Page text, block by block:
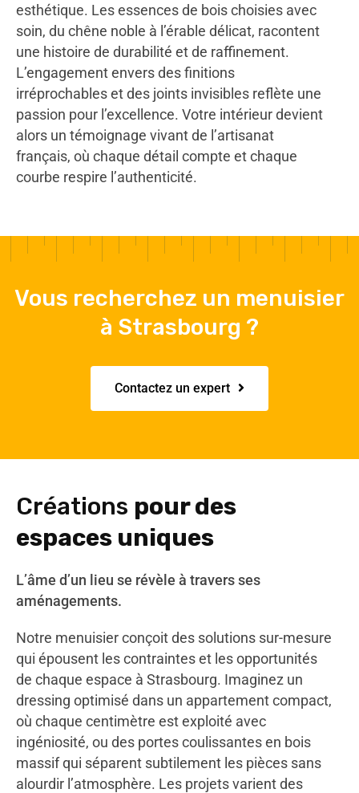
esthétique. Les essences de bois choisies avec
soin, du chêne noble à l’érable délicat, racontent
une histoire de durabilité et de raffinement.
L’engagement envers des finitions
irréprochables et des joints invisibles reflète une
passion pour l’excellence. Votre intérieur devient
alors un témoignage vivant de l’artisanat
français, où chaque détail compte et chaque
courbe respire l’authenticité.
Vous recherchez un menuisier
à Strasbourg ?
Contactez un expert
Créations pour des
espaces uniques
L’âme d’un lieu se révèle à travers ses
aménagements.
Notre menuisier conçoit des solutions sur-mesure
qui épousent les contraintes et les opportunités
de chaque espace à Strasbourg. Imaginez un
dressing optimisé dans un appartement compact,
où chaque centimètre est exploité avec
ingéniosité, ou des portes coulissantes en bois
massif qui séparent subtilement les pièces sans
alourdir l’atmosphère. Les projets varient des